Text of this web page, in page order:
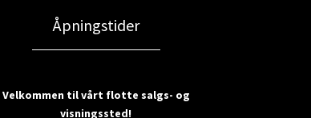
Åpningstider
Velkommen til vårt flotte salgs- og
visningssted!